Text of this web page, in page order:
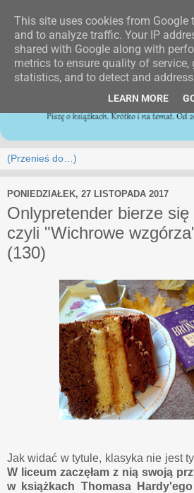
PONIEDZIAŁEK, 27 LISTOPADA 2017
Onlypretender bierze
czyli "Wichrowe
(130)
Jak widać w tytule, klasyka nie jest
W liceum zaczęłam z nią swoją
w książkach Thomasa
This site uses cookies from Google
and to analyze traffic. Your IP
shared with Google along with
metrics to ensure quality of service,
statistics, and to detect and
LEARN MORE